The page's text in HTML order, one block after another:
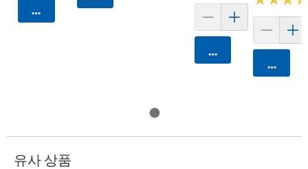
카트에 담기
카트에 담기
카트에
유사 상품